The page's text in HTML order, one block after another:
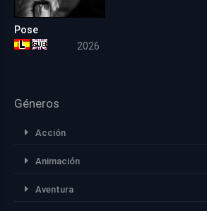
Pose
2026
Géneros
Acción
Animación
Aventura